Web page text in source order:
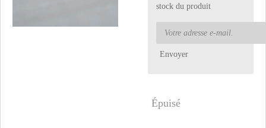
stock du produit
Envoyer
Épuisé